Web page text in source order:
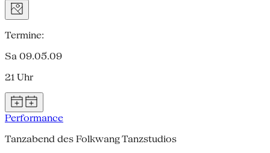
Termine:
Sa 09.05.09
21 Uhr
Performance
Tanzabend des Folkwang Tanzstudios